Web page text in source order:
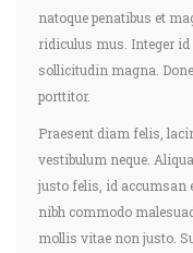
natoque penatibus et
ridiculus mus. Integer
sollicitudin magna.
porttitor.
Praesent diam felis,
vestibulum neque.
justo felis, id accumsan
nibh commodo
mollis vitae non justo.